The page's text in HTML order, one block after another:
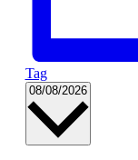
Tag
08/08/2026 Datum